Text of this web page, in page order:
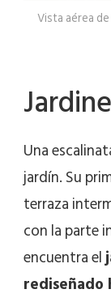
Vista aérea
Una
jardín. Su
terraza
con la parte
encuentra el
rediseñado